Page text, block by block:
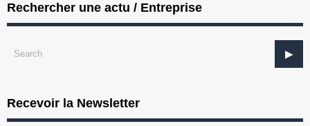
Rechercher une actu / Entreprise
Recevoir la Newsletter